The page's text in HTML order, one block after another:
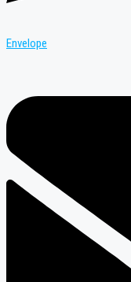
Envelope